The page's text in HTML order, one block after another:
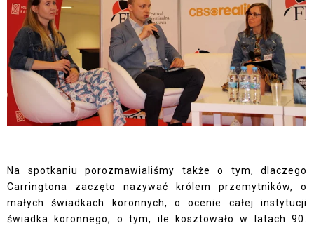
Na spotkaniu porozmawialiśmy także o tym, dlaczego
Carringtona zaczęto nazywać królem przemytników, o
małych świadkach koronnych, o ocenie całej instytucji
świadka koronnego, o tym, ile kosztowało w latach 90.